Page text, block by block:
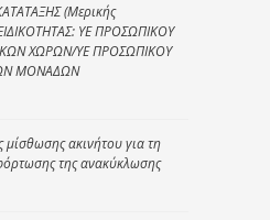
(Μερικής
ΥΕ ΠΡΟΣΩΠΙΚΟΥ
ΧΩΡΩΝ/ΥΕ ΠΡΟΣΩΠΙΚΟΥ
ΜΟΝΑΔΩΝ
ακινήτου για τη
της ανακύκλωσης